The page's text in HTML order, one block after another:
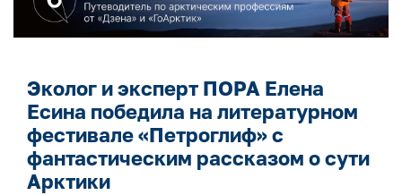
Эколог и эксперт ПОРА Елена
Есина победила на литературном
фестивале «Петроглиф» с
фантастическим рассказом о сути
Арктики